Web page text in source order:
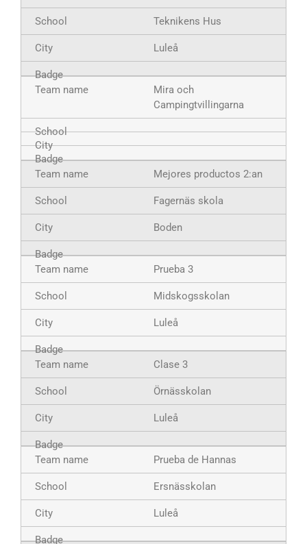
Teknikens Hus
Luleå
Mira och
Campingtvillingarna
Mejores productos 2:an
Fagernäs skola
Boden
Prueba 3
Midskogsskolan
Luleå
Clase 3
Örnässkolan
Luleå
Prueba de Hannas
Ersnässkolan
Luleå